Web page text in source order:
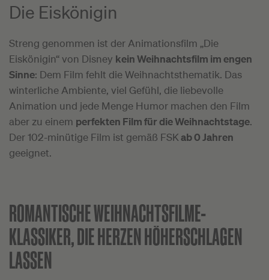
Die Eiskönigin
Streng genommen ist der Animationsfilm „Die
Eiskönigin“ von Disney kein Weihnachtsfilm im engen
Sinne: Dem Film fehlt die Weihnachtsthematik. Das
winterliche Ambiente, viel Gefühl, die liebevolle
Animation und jede Menge Humor machen den Film
aber zu einem perfekten Film für die Weihnachtstage.
Der 102-minütige Film ist gemäß FSKab 0 Jahren
geeignet.
ROMANTISCHE WEIHNACHTSFILME-
KLASSIKER, DIE HERZEN HÖHERSCHLAGEN
LASSEN